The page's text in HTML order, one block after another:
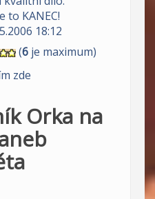
to KANEC!
18:12
(6 je maximum)
zde
Orka na